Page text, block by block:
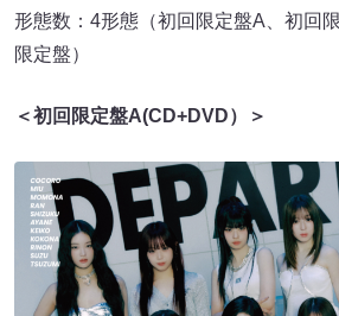
形態数：4形態（初回限定盤A、初回
限定盤）
＜初回限定盤A(CD+DVD）＞